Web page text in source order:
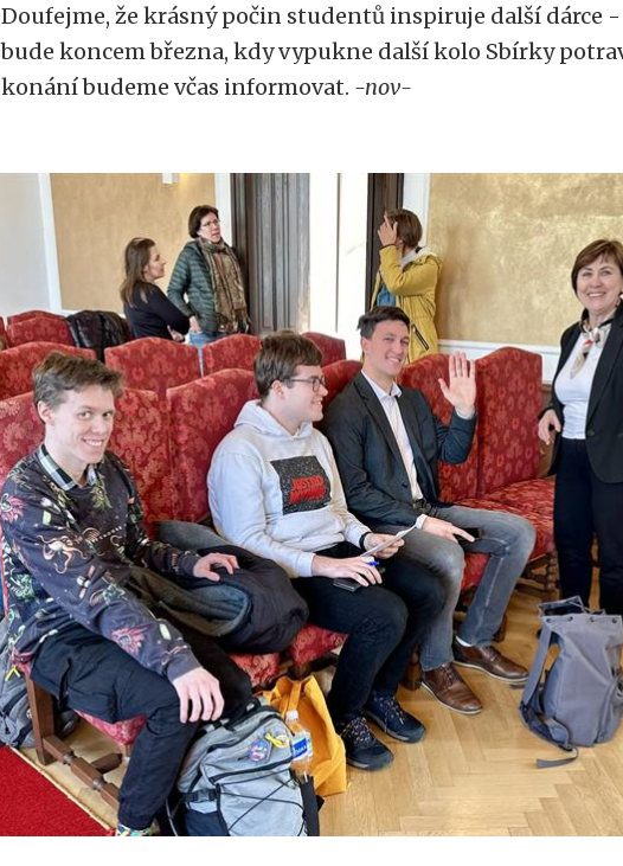
Doufejme, že krásný počin studentů inspiruje další dárce
bude koncem března, kdy vypukne další kolo Sbírky
konání budeme včas informovat. -nov-